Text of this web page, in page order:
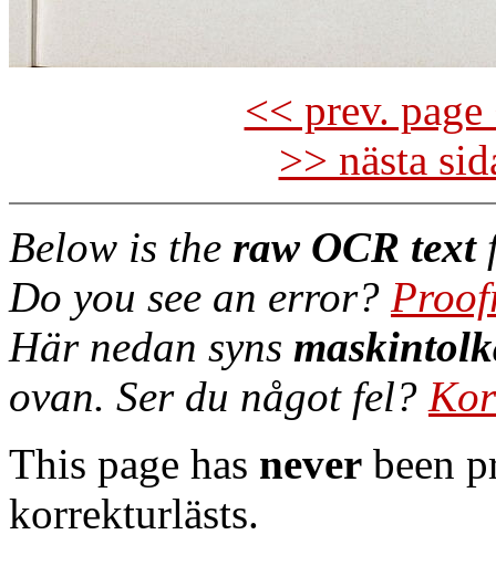
<< prev.
>> nästa
Below is the raw OCR text
Do you see an error?
Här nedan syns
ovan. Ser du något fel?
This page has never been
korrekturlästs.